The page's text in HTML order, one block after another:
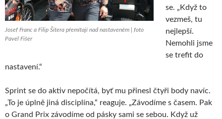
Josef Franc a Filip Šitera přemítají nad nastaveném | foto
Pavel Fišer
se. „Když to
vezmeš, tu
nejlepší.
Nemohli jsme
se trefit do
nastavení.“
Sprint se do aktiv nepočítá, byť mu přinesl čtyři body navíc.
„To je úplně jiná disciplína,“ reaguje. „Závodíme s časem. Pak
o Grand Prix závodíme od pásky sami se sebou. Když už